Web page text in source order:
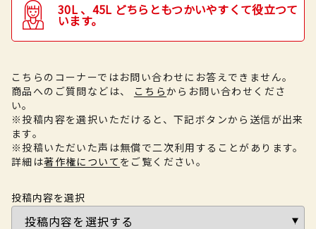
30L 、45L どちらともつかいやすくて役立つて
います。
こちらのコーナーではお問い合わせにお答えできません。
商品へのご質問などは、
こちらからお問い合わせくださ
い。
※投稿内容を選択いただけると、下記ボタンから送信が出来
ます。
※投稿いただいた声は無償で二次利用することがあります。
詳細は著作権について をご覧ください。
投稿内容を選択